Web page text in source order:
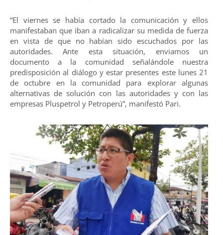
“El viernes se había cortado la comunicación y ellos
manifestaban que iban a radicalizar su medida de fuerza
en vista de que no habían sido escuchados por las
autoridades. Ante esta situación, enviamos un
documento a la comunidad señalándole nuestra
predisposición al diálogo y estar presentes este lunes 21
de octubre en la comunidad para explorar algunas
alternativas de solución con las autoridades y con las
empresas Pluspetrol y Petroperú”, manifestó Pari.